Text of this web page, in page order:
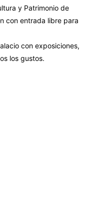
y Patrimonio de
con entrada libre para
con exposiciones,
los gustos.